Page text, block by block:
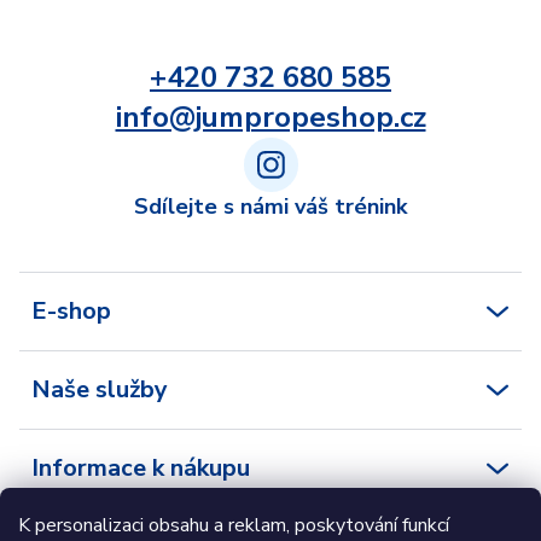
K personalizaci obsahu a reklam, poskytování funkcí
+420 732 680 585
info@jumpropeshop.cz
Sdílejte s námi váš trénink
E-shop
Naše služby
Informace k nákupu